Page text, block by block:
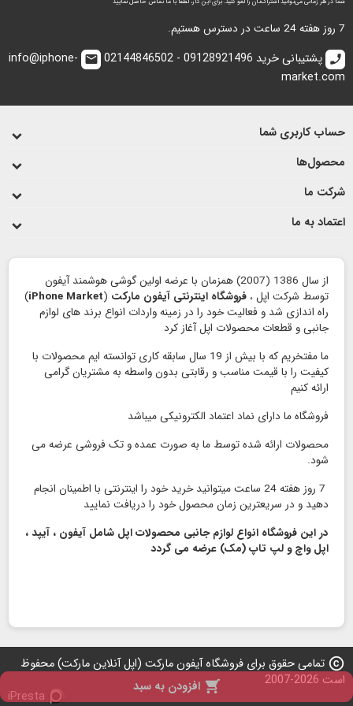
 افزودن به سبد
7 روز هفته 24 ساعت در دسترس هستیم.
call پشتیبانی خرید 09128921496 - 02144846502 email
info@iphone-
market.com
حساب کاربری شما
محصول‌ها
شرکت ما
اعتماد به ما
از سال 1386 (2007) همزمان با عرضه اولین گوشی هوشمند آیفون
توسط شرکت اپل ، فروشگاه اینترنتی آیفون مارکت (
iPhone Market
)
راه اندازی شد و فعالیت خود را در زمینه واردات انواع برند های لوازم
جانبی و قطعات محصولات اپل آغاز کرد
ما مفتخریم که با بیش از 19 سال سابقه کاری توانسته ایم محصولات با
کیفیت را با قیمت مناسب و رقابتی بدون واسطه به مشتریان گرامی
ارائه کنیم
فروشگاه ما دارای نماد اعتماد الكترونیكی میباشد
محصولات ارائه شده توسط ما به صورت عمده و تک فروشی عرضه می
شود.
7 روز هفته 24 ساعت میتوانید خرید خود را اینترنتی با اطمینان انجام
دهید و در سریعترین زمان محصول خود را دریافت نمایید
در این فروشگاه انواع لوازم جانبی محصولات اپل شامل آیفون ، آیپد ،
اپل واچ و لپ تاپ (مک) عرضه می گردد
copyright تمامی حقوق برای فروشگاه آیفون مارکت (اپل آنلاین مارکت) محفوظ
است 2026-2007
iPresta